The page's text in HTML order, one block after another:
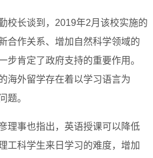
校长谈到，2019年2月该校实施的
合作关系、增加自然科学领域的
步肯定了政府支持的重要作用。
海外留学存在着以学习语言为
题。
理事也指出，英语授课可以降低
工科学生来日学习的难度，增加